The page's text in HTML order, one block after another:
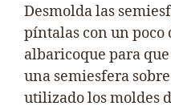
Desmolda las
píntalas con un poco
albaricoque para
una semiesfera
utilizado los moldes